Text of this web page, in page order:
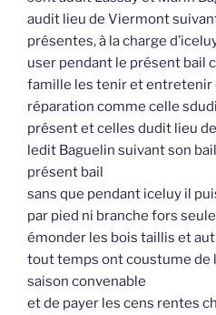
audit lieu de Viermont
présentes, à la charge
user pendant le présent bail
famille les tenir et entretenir
réparation comme celle
présent et celles dudit lieu
ledit Baguelin suivant son
présent bail
sans que pendant iceluy il
par pied ni branche fors
émonder les bois taillis et
tout temps ont coustume de
saison convenable
et de payer les cens rentes